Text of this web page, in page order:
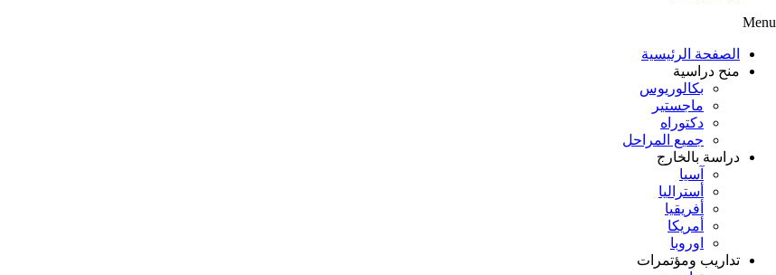
Menu
الصفحة الرئيسية
منح دراسية
بكالوريوس
ماجستير
دكتوراه
جميع المراحل
دراسة بالخارج
آسيا
أستراليا
أفريقيا
أمريكا
اوروبا
تداريب ومؤتمرات